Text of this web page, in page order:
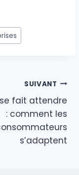
SUIVANT
se fait attendre
: comment les
s’adaptent